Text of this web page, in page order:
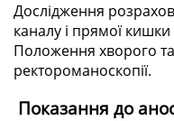
Дослідження
каналу і прямої
Положення хворого
ректороманоскопії.
Показання до